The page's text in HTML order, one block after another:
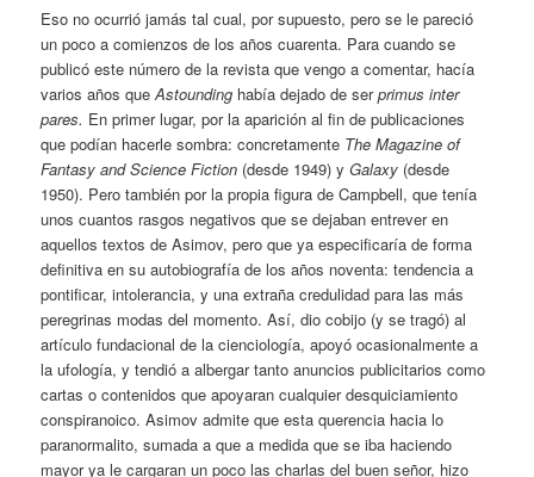
Eso no ocurrió jamás tal cual, por supuesto, pero se le pareció
un poco a comienzos de los años cuarenta. Para cuando se
publicó este número de la revista que vengo a comentar, hacía
varios años queAstounding había dejado de serprimus inter
pares. En primer lugar, por la aparición al fin de publicaciones
que podían hacerle sombra: concretamente The Magazine of
Fantasy and Science Fiction (desde 1949) yGalaxy (desde
1950). Pero también por la propia figura de Campbell, que tenía
unos cuantos rasgos negativos que se dejaban entrever en
aquellos textos de Asimov, pero que ya especificaría de forma
definitiva en su autobiografía de los años noventa: tendencia a
pontificar, intolerancia, y una extraña credulidad para las más
peregrinas modas del momento. Así, dio cobijo (y se tragó) al
artículo fundacional de la cienciología, apoyó ocasionalmente a
la ufología, y tendió a albergar tanto anuncios publicitarios como
cartas o contenidos que apoyaran cualquier desquiciamiento
conspiranoico. Asimov admite que esta querencia hacia lo
paranormalito, sumada a que a medida que se iba haciendo
mayor ya le cargaran un poco las charlas del buen señor, hizo